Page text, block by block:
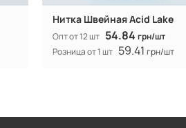
Нитка Швейная Acid Lake
Опт от 12 шт 54.84 грн/шт
Розница от 1 шт 59.41 грн/шт